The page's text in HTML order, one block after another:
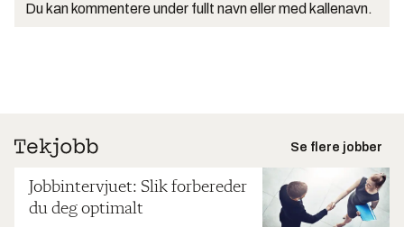
Du kan kommentere under fullt navn eller med kallenavn.
Se flere jobber
Jobbintervjuet: Slik forbereder
du deg optimalt